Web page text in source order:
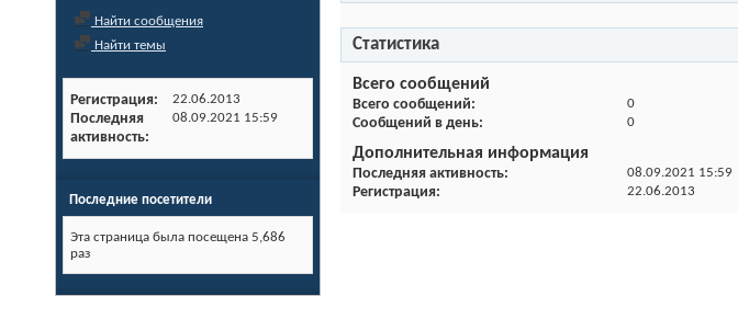
Найти сообщения
Найти темы
Регистрация 22.06.2013
Последняя
активность
08.09.2021 15:59
Последние посетители
Эта страница была посещена 5,686
раз
Статистика
Всего сообщений
Всего сообщений 0
Сообщений в день 0
Дополнительная информация
Последняя активность 08.09.2021 15:59
Регистрация 22.06.2013